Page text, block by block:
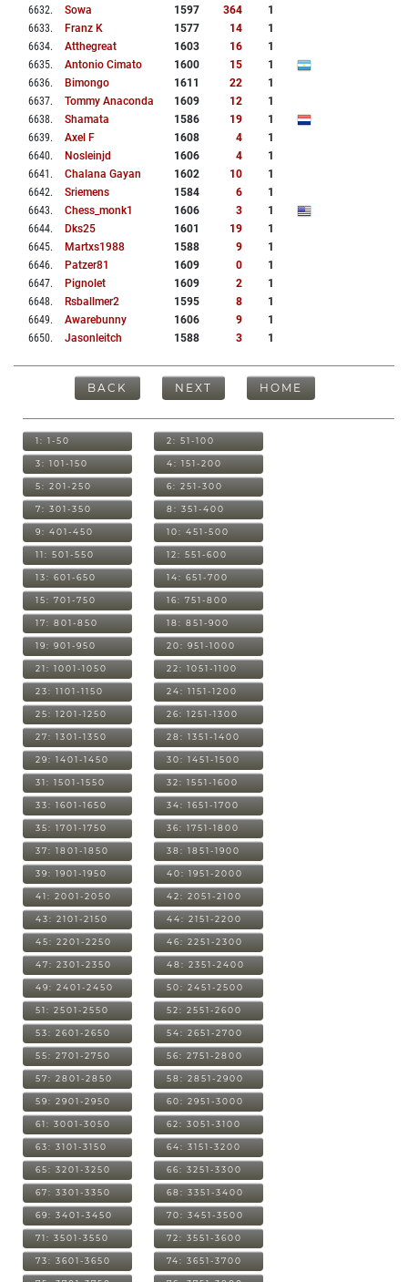
6632. Sowa 1597 364
1
6633. Franz K 1577 14
1
6634. Atthegreat 1603 16
1
6635. Antonio Cimato 1600 15
1
6636. Bimongo 1611 22
1
6637. Tommy Anaconda 1609 12
1
6638. Shamata 1586 19
1
6639. Axel F 1608 4
1
6640. Nosleinjd 1606 4
1
6641 . Chalana Gayan 1602 10
1
6642. Sriemens 1584 6
1
6643. Chess_monk1 1606 3
1
6644. Dks25 1601 19
1
6645. Martxs1988 1588 9
1
6646. Patzer81 1609 0
1
6647. Pignolet 1609 2
1
6648. Rsballmer2 1595 8
1
6649. Awarebunny 1606 9
1
6650. Jasonleitch 1588 3 1
BACK NEXT HOME
1: 1-50 2: 51-100
3: 101-150 4: 151-200
5: 201-250 6: 251-300
7: 301-350 8: 351-400
9: 401-450 10: 451-500
11: 501-550 12: 551-600
13: 601-650 14: 651-700
15: 701-750 16: 751-800
17: 801-850 18: 851-900
19: 901-950 20: 951-1000
21: 1001-1050 22: 1051-1100
23: 1101-1150 24: 1151-1200
25: 1201-1250 26: 1251-1300
27: 1301-1350 28: 1351-1400
29: 1401-1450 30: 1451-1500
31: 1501-1550 32: 1551-1600
33: 1601-1650 34: 1651-1700
35: 1701-1750 36: 1751-1800
37: 1801-1850 38: 1851-1900
39: 1901-1950 40: 1951-2000
41: 2001-2050 42: 2051-2100
43: 2101-2150 44: 2151-2200
45: 2201-2250 46: 2251-2300
47: 2301-2350 48: 2351-2400
49: 2401-2450 50: 2451-2500
51: 2501-2550 52: 2551-2600
53: 2601-2650 54: 2651-2700
55: 2701-2750 56: 2751-2800
57: 2801-2850 58: 2851-2900
59: 2901-2950 60: 2951-3000
61: 3001-3050 62: 3051-3100
63: 3101-3150 64: 3151-3200
65: 3201-3250 66: 3251-3300
67: 3301-3350 68: 3351-3400
69: 3401-3450 70: 3451-3500
71: 3501-3550 72: 3551-3600
73: 3601-3650 74: 3651-3700